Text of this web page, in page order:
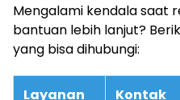
Mengalami kendala saat
bantuan lebih lanjut?
yang bisa dihubungi:
Layanan Kontak